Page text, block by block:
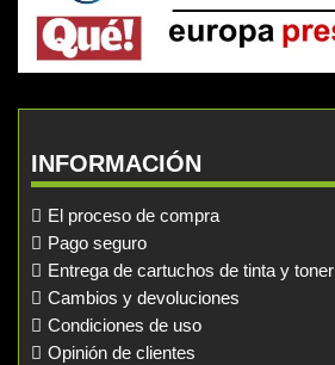
INFORMACIÓN
El proceso de compra
Pago seguro
Entrega de cartuchos de tinta y toner
Cambios y devoluciones
Condiciones de uso
Opinión de clientes